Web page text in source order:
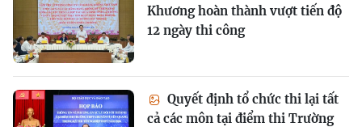
Khương hoàn thành vượt tiến độ
12 ngày thi công
Quyết định tổ chức thi lại tất
cả các môn tại điểm thi Trường